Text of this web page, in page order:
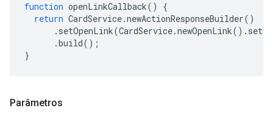
function openLinkCallback()
{
return CardService.newActionResponseBuilder()
. setOpenLink(CardService.newOpenLink().
.build();
}
Parâmetros